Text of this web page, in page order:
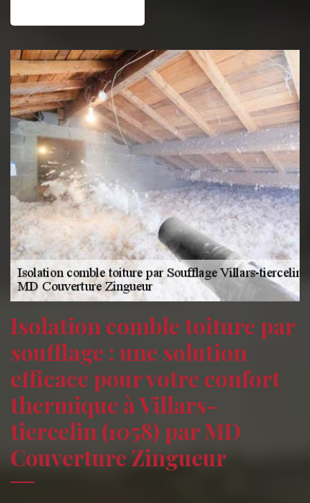
Isolation comble toiture par
soufflage : une solution
efficace pour votre confort
thermique à Villars-
tiercelin (1058) par MD
Couverture Zingueur